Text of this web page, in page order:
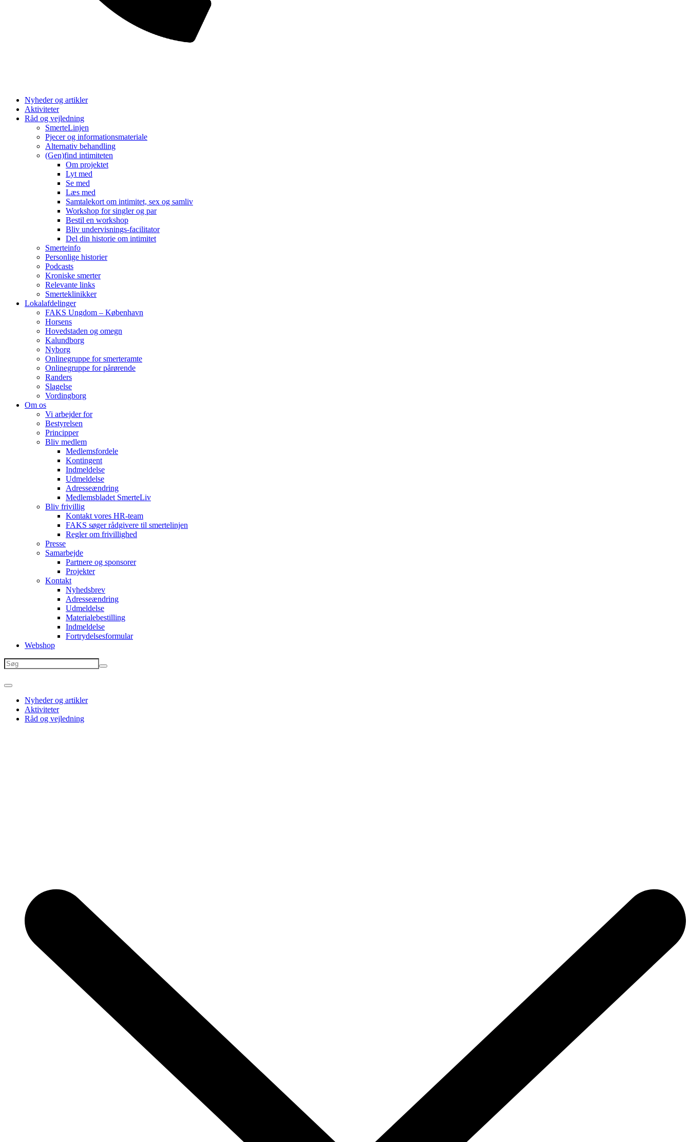
Nyheder og artikler
Aktiviteter
Råd og vejledning
SmerteLinjen
Pjecer og informationsmateriale
Alternativ behandling
(Gen)find intimiteten
Om projektet
Lyt med
Se med
Læs med
Samtalekort om intimitet, sex og samliv
Workshop for singler og par
Bestil en workshop
Bliv undervisnings-facilitator
Del din historie om intimitet
Smerteinfo
Personlige historier
Podcasts
Kroniske smerter
Relevante links
Smerteklinikker
Lokalafdelinger
FAKS Ungdom – København
Horsens
Hovedstaden og omegn
Kalundborg
Nyborg
Onlinegruppe for smerteramte
Onlinegruppe for pårørende
Randers
Slagelse
Vordingborg
Om os
Vi arbejder for
Bestyrelsen
Principper
Bliv medlem
Medlemsfordele
Kontingent
Indmeldelse
Udmeldelse
Adresseændring
Medlemsbladet SmerteLiv
Bliv frivillig
Kontakt vores HR-team
FAKS søger rådgivere til smertelinjen
Regler om frivillighed
Presse
Samarbejde
Partnere og sponsorer
Projekter
Kontakt
Nyhedsbrev
Adresseændring
Udmeldelse
Materialebestilling
Indmeldelse
Fortrydelsesformular
Webshop
Nyheder og artikler
Aktiviteter
Råd og vejledning